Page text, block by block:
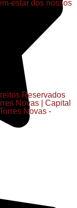
estar dos nossos
Reservados
Novas | Capital
Novas -